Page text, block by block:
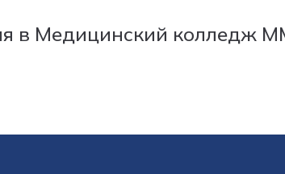
в Медицинский колледж